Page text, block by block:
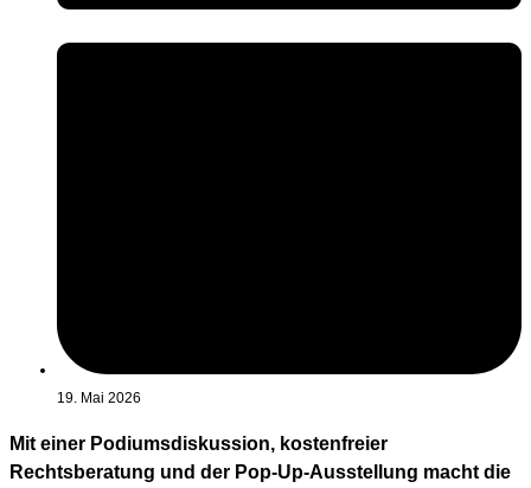
19. Mai 2026
Mit einer Podiumsdiskussion, kostenfreier
Rechtsberatung und der Pop-Up-Ausstellung macht die